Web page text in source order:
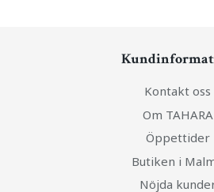
Kontakt oss
Om TAHARA
Öppettider
Butiken i
Nöjda